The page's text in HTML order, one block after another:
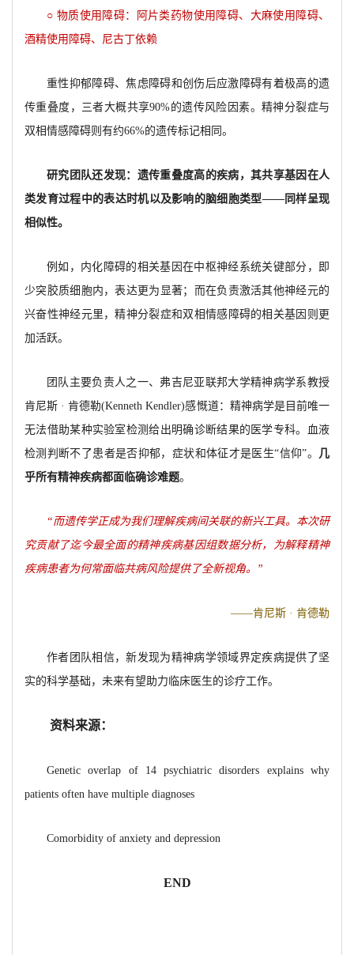
○ 物质使用障碍：阿片类药物使用障碍、大麻使用障碍、
酒精使用障碍、尼古丁依赖
重性抑郁障碍、焦虑障碍和创伤后应激障碍有着极高的遗
传重叠度，三者大概共享90%的遗传风险因素。精神分裂症与
双相情感障碍则有约66%的遗传标记相同。
研究团队还发现：遗传重叠度高的疾病，其共享基因在人
类发育过程中的表达时机以及影响的脑细胞类型——同样呈现
相似性。
例如，内化障碍的相关基因在中枢神经系统关键部分，即
少突胶质细胞内，表达更为显著；而在负责激活其他神经元的
兴奋性神经元里，精神分裂症和双相情感障碍的相关基因则更
加活跃。
团队主要负责人之一、弗吉尼亚联邦大学精神病学系教授
肯尼斯 · 肯德勒(Kenneth Kendler)感慨道：精神病学是目前唯一
无法借助某种实验室检测给出明确诊断结果的医学专科。血液
检测判断不了患者是否抑郁，症状和体征才是医生“信仰”。
几
乎所有精神疾病都面临确诊难题。
“而遗传学正成为我们理解疾病间关联的新兴工具。本次研
究贡献了迄今最全面的精神疾病基因组数据分析，为解释精神
疾病患者为何常面临共病风险提供了全新视角。”
——肯尼斯 · 肯德勒
作者团队相信，新发现为精神病学领域界定疾病提供了坚
实的科学基础，未来有望助力临床医生的诊疗工作。
资料来源：
Genetic overlap of 14 psychiatric disorders explains why
patients often have multiple diagnoses
Comorbidity of anxiety and depression
END